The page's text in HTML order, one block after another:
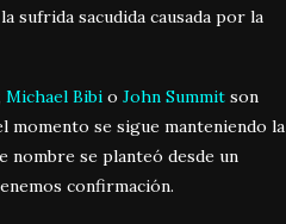
sufrida sacudida causada por la
Michael Bibi o John Summit son
momento se sigue manteniendo la
nombre se planteó desde un
confirmación.